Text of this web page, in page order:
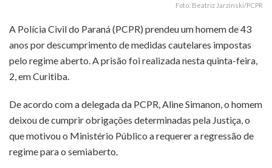
Foto: Beatriz Jarzinski/PCPR
A Polícia Civil do Paraná (PCPR) prendeu um homem de 43
anos por descumprimento de medidas cautelares impostas
pelo regime aberto. A prisão foi realizada nesta quinta-feira,
2, em Curitiba.
De acordo com a delegada da PCPR, Aline Simanon, o homem
deixou de cumprir obrigações determinadas pela Justiça, o
que motivou o Ministério Público a requerer a regressão de
regime para o semiaberto.